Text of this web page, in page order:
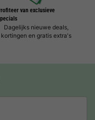
van exclusieve
Dagelijks nieuwe deals,
kortingen en gratis extra's